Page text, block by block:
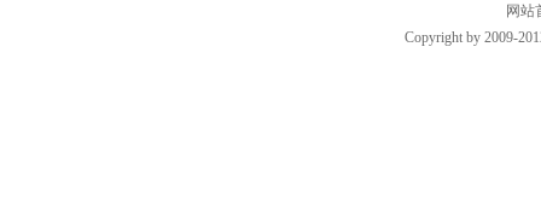
网站
Copyright by 2009-